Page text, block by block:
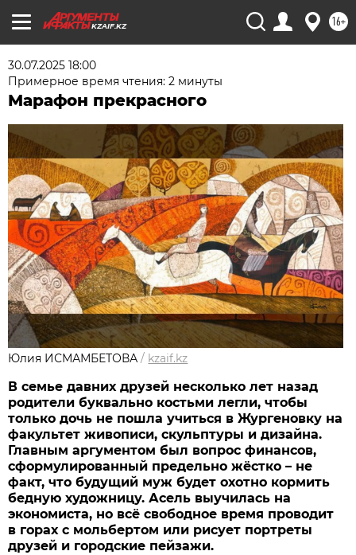
KZAIF.KZ 16+
30.07.2025 18:00
Примерное время чтения: 2 минуты
Марафон прекрасного
Юлия ИСМАМБЕТОВА / kzaif.kz
В семье давних друзей несколько лет назад
родители буквально костьми легли, чтобы
только дочь не пошла учиться в Жургеновку на
факультет живописи, скульптуры и дизайна.
Главным аргументом был вопрос финансов,
сформулированный предельно жёстко – не
факт, что будущий муж будет охотно кормить
бедную художницу. Асель выучилась на
экономиста, но всё свободное время проводит
в горах с мольбертом или рисует портреты
друзей и городские пейзажи.